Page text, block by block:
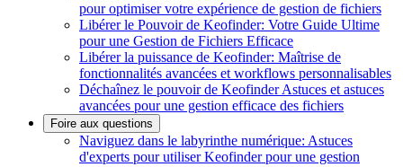
pour optimiser votre expérience de gestion de fichiers
Libérer le Pouvoir de Keofinder: Votre Guide Ultime
pour une Gestion de Fichiers Efficace
Libérer la puissance de Keofinder: Maîtrise de
fonctionnalités avancées et workflows personnalisables
Déchaînez le pouvoir de Keofinder Astuces et astuces
avancées pour une gestion efficace des fichiers
Foire aux questions
Naviguez dans le labyrinthe numérique: Astuces
d'experts pour utiliser Keofinder pour une gestion